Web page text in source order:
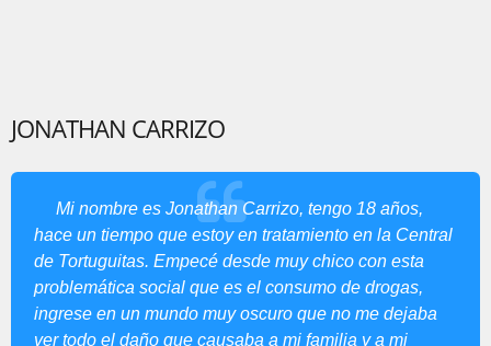
JONATHAN CARRIZO
Mi nombre es Jonathan Carrizo, tengo 18 años,
hace un tiempo que estoy en tratamiento en la Central
de Tortuguitas. Empecé desde muy chico con esta
problemática social que es el consumo de drogas,
ingrese en un mundo muy oscuro que no me dejaba
ver todo el daño que causaba a mi familia y a mi